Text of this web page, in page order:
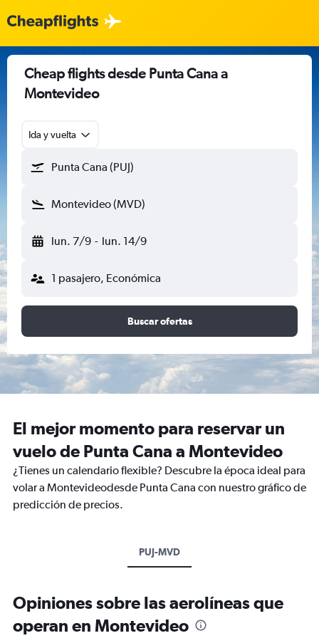
Cheap flights desde Punta Cana a
Montevideo
Ida y vuelta
Punta Cana (PUJ)
Montevideo (MVD)
lun. 7/9 - lun. 14/9
1 pasajero, Económica
Buscar ofertas
El mejor momento para reservar un
vuelo de Punta Cana a Montevideo
¿Tienes un calendario flexible? Descubre la época ideal para
volar a Montevideodesde Punta Cana con nuestro gráfico de
predicción de precios.
PUJ-MVD
Opiniones sobre las aerolíneas que
operan en Montevideo